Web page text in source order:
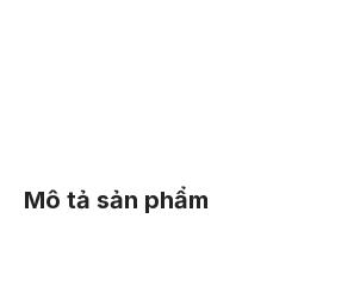
Mô tả sản phẩm